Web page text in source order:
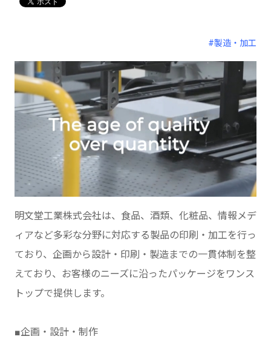
#製造・加工
明文堂工業株式会社は、食品、酒類、化粧品、情報メデ
ィアなど多彩な分野に対応する製品の印刷・加工を行っ
ており、企画から設計・印刷・製造までの一貫体制を整
えており、お客様のニーズに沿ったパッケージをワンス
トップで提供します。
■企画・設計・制作